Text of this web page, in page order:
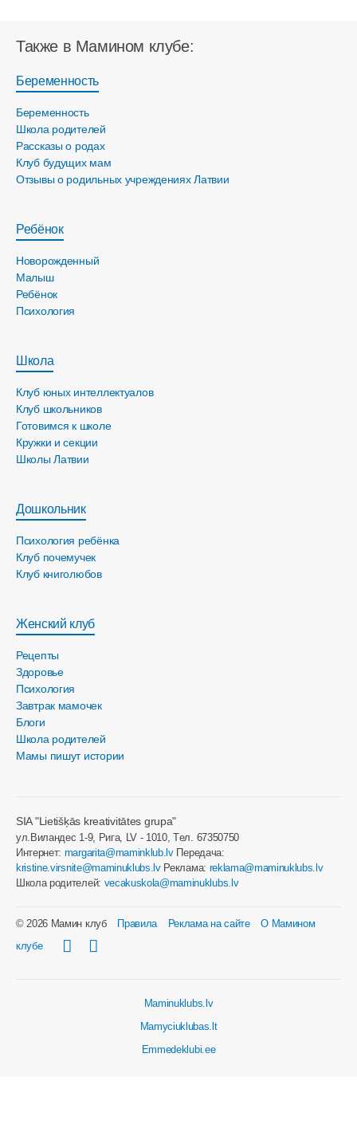
Также в Мамином клубе:
Беременность
Беременность
Школа родителей
Рассказы о родах
Клуб будущих мам
Отзывы о родильных учреждениях Латвии
Ребёнок
Новорожденный
Малыш
Ребёнок
Психология
Школа
Клуб юных интеллектуалов
Клуб школьников
Готовимся к школе
Кружки и секции
Школы Латвии
Дошкольник
Психология ребёнка
Клуб почемучек
Клуб книголюбов
Женский клуб
Рецепты
Здоровье
Психология
Завтрак мамочек
Блоги
Школа родителей
Мамы пишут истории
SIA "Lietišķās kreativitātes grupa"
ул.Виландес 1-9, Рига, LV - 1010, Tел. 67350750
Интернет: margarita@maminklub.lvПередача:
kristine.virsnite@maminuklubs.lvРеклама: reklama@maminuklubs.lv
Школа родителей: vecakuskola@maminuklubs.lv
© 2026 Мамин клуб Правила Реклама на сайте
О Мамином
клубе
Maminuklubs.lv
Mamyciuklubas.lt
Emmedeklubi.ee